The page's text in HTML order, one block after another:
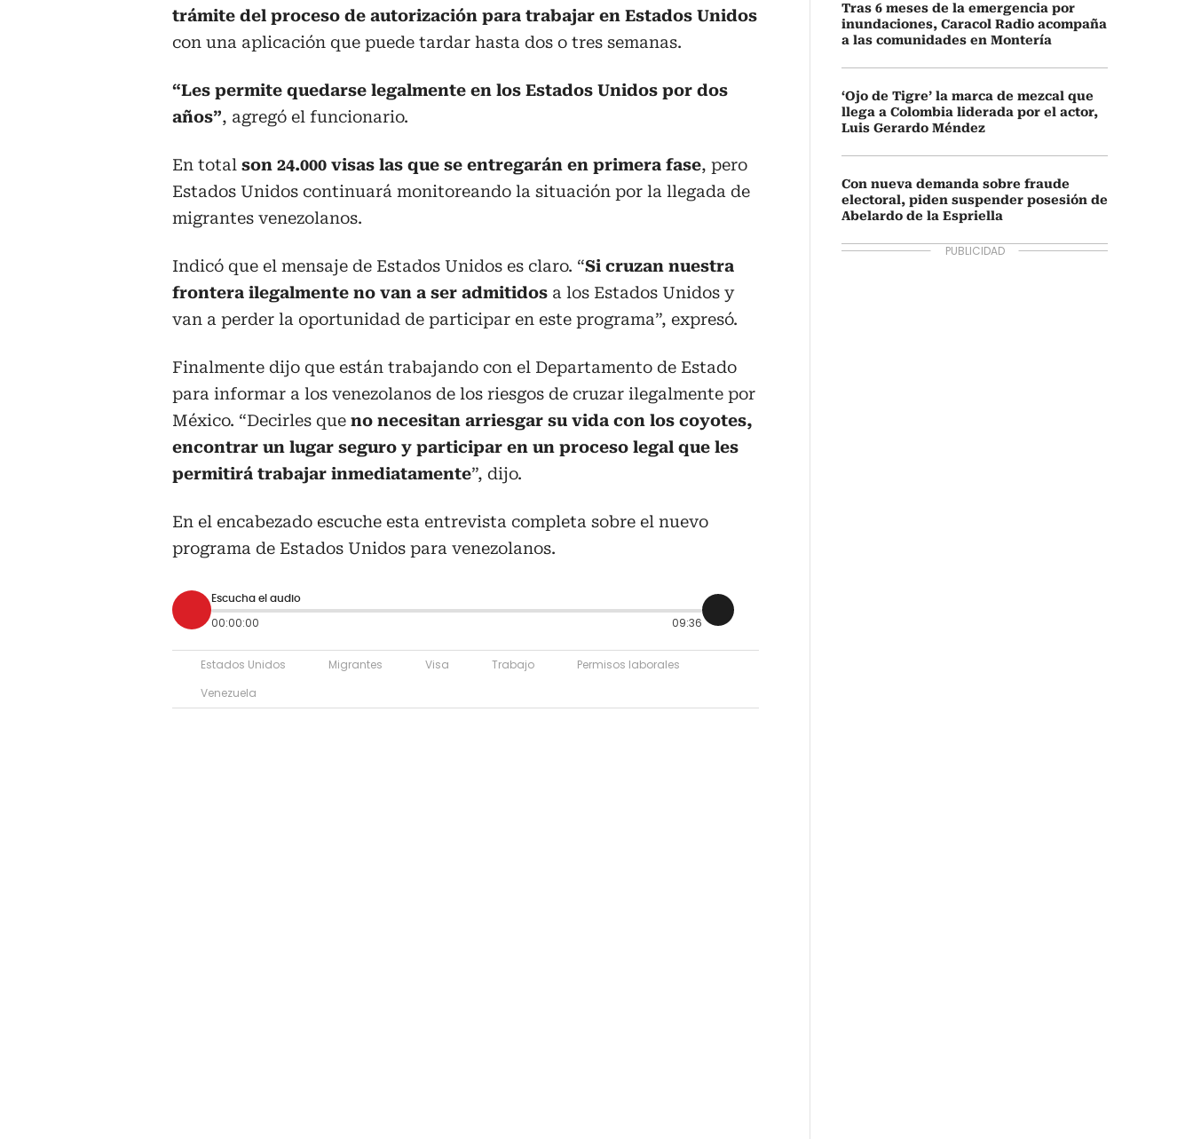
trámite del proceso de autorización para trabajar en Estados Unidos
con una aplicación que puede tardar hasta dos o tres semanas.
“Les permite quedarse legalmente en los Estados Unidos por dos
años”, agregó el funcionario.
En total son 24.000 visas las que se entregarán en primera fase, pero
Estados Unidos continuará monitoreando la situación por la llegada de
migrantes venezolanos.
Indicó que el mensaje de Estados Unidos es claro. “Si cruzan nuestra
frontera ilegalmente no van a ser admitidos a los Estados Unidos y
van a perder la oportunidad de participar en este programa”, expresó.
Finalmente dijo que están trabajando con el Departamento de Estado
para informar a los venezolanos de los riesgos de cruzar ilegalmente por
México. “Decirles que no necesitan arriesgar su vida con los coyotes,
encontrar un lugar seguro y participar en un proceso legal que les
permitirá trabajar inmediatamente”, dijo.
En el encabezado escuche esta entrevista completa sobre el nuevo
programa de Estados Unidos para venezolanos.
Escucha el audio
00:00:00 09:36
Estados Unidos Migrantes Visa Trabajo
Permisos laborales
Venezuela
Tras 6 meses de la emergencia por
inundaciones, Caracol Radio acompaña
a las comunidades en Montería
‘Ojo de Tigre’ la marca de mezcal que
llega a Colombia liderada por el actor,
Luis Gerardo Méndez
Con nueva demanda sobre fraude
electoral, piden suspender posesión de
Abelardo de la Espriella